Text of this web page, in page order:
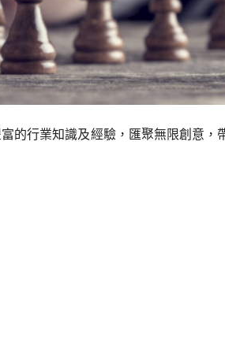
的行業知識及經驗，匯聚無限創意，